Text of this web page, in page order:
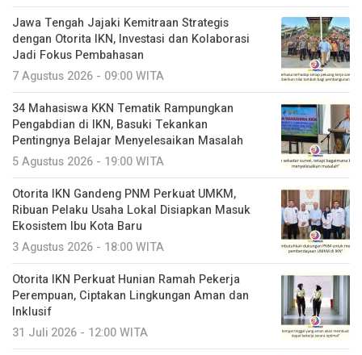
Jawa Tengah Jajaki Kemitraan Strategis
dengan Otorita IKN, Investasi dan Kolaborasi
Jadi Fokus Pembahasan
7 Agustus 2026 - 09:00 WITA
34 Mahasiswa KKN Tematik Rampungkan
Pengabdian di IKN, Basuki Tekankan
Pentingnya Belajar Menyelesaikan Masalah
5 Agustus 2026 - 19:00 WITA
Otorita IKN Gandeng PNM Perkuat UMKM,
Ribuan Pelaku Usaha Lokal Disiapkan Masuk
Ekosistem Ibu Kota Baru
3 Agustus 2026 - 18:00 WITA
Otorita IKN Perkuat Hunian Ramah Pekerja
Perempuan, Ciptakan Lingkungan Aman dan
Inklusif
31 Juli 2026 - 12:00 WITA